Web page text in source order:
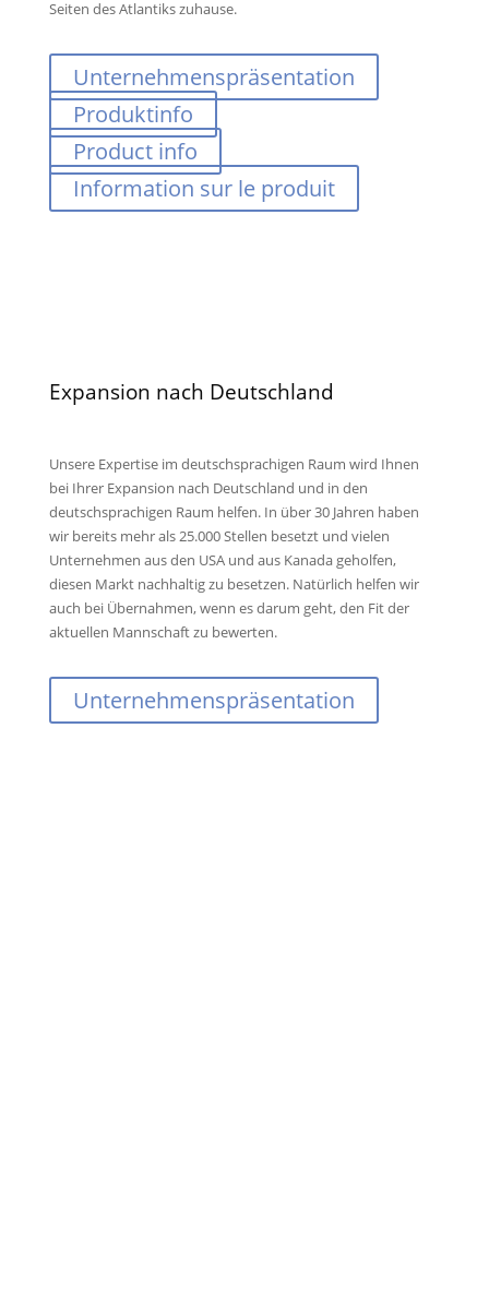
Seiten des Atlantiks zuhause.
Unternehmenspräsentation
Produktinfo
Product info
Information sur le produit
Expansion nach Deutschland
Unsere Expertise im deutschsprachigen Raum wird Ihnen
bei Ihrer Expansion nach Deutschland und in den
deutschsprachigen Raum helfen. In über 30 Jahren haben
wir bereits mehr als 25.000 Stellen besetzt und vielen
Unternehmen aus den USA und aus Kanada geholfen,
diesen Markt nachhaltig zu besetzen. Natürlich helfen wir
auch bei Übernahmen, wenn es darum geht, den Fit der
aktuellen Mannschaft zu bewerten.
Unternehmenspräsentation